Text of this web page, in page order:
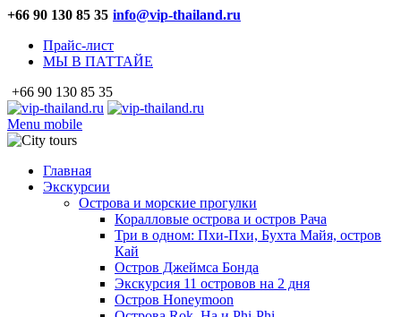
+66 90 130 85 35 info@vip-thailand.ru
Прайс-лист
МЫ В ПАТТАЙЕ
+66 90 130 85 35
Menu mobile
Главная
Экскурсии
Острова и морские прогулки
Коралловые острова и остров Рача
Три в одном: Пхи-Пхи, Бухта Майя, остров
Кай
Остров Джеймса Бонда
Экскурсия 11 островов на 2 дня
Остров Honeymoon